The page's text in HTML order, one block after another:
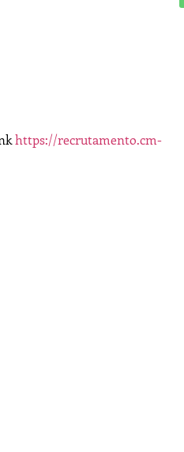
https://recrutamento.cm-